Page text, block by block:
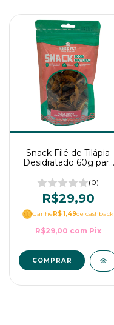
Snack Filé de Tilápia
Desidratado 60g para
(0)
R$29,90
GanheR$ 1,49de cashback
R$29,00 com Pix